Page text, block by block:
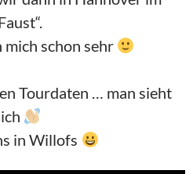
schon sehr
Tourdaten … man sieht
in Willofs